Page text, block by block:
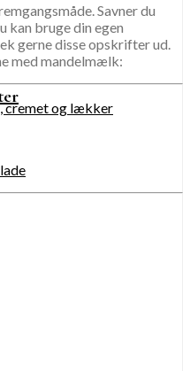
Savner du
kan bruge din egen
gerne disse opskrifter ud.
med mandelmælk:
cremet og lækker